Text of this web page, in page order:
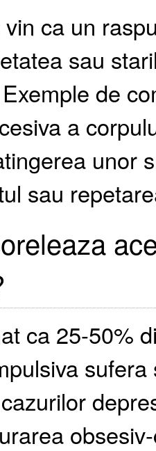
ca un
sau
de
a
unor
sau
ca 25-50%